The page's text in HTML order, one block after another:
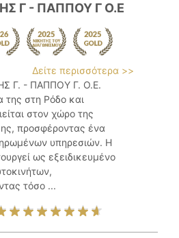
Γ - ΠΑΠΠΟΥ Γ Ο.Ε
Δείτε περισσότερα >>
Γ. - ΠΑΠΠΟΥ Γ. Ο.Ε.
της στη Ρόδο και
στον χώρο της
προσφέροντας ένα
υπηρεσιών. Η
ως εξειδικευμένο
τόσο ...